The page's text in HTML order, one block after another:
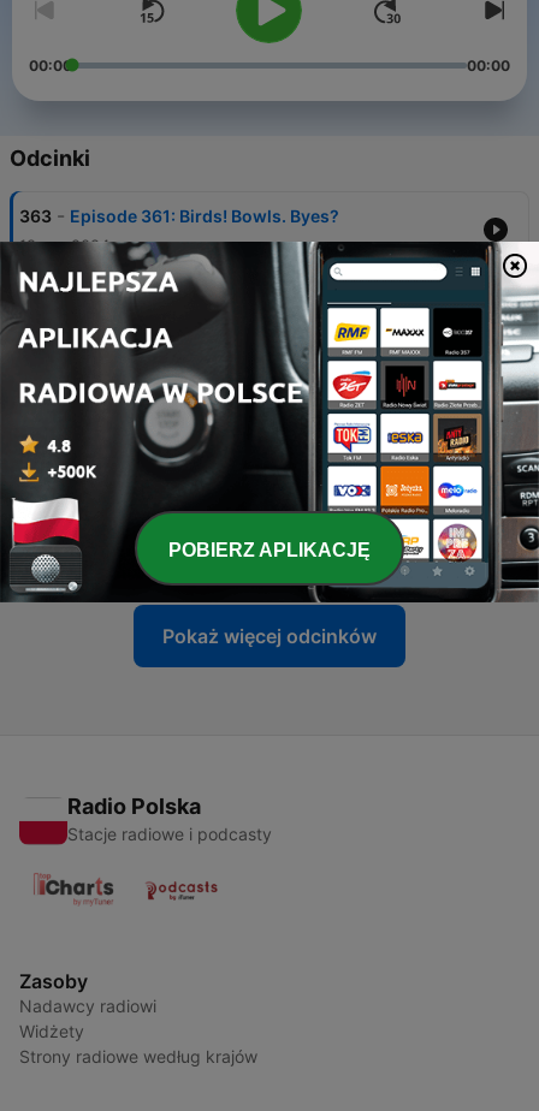
00:00 00:00
Odcinki
363 - Episode 361: Birds! Bowls. Byes?
19 gru 2024
362 - Episode 360: Darts! Farts. Sharts?
Episode 359: Bama! Bears. Balls?
03 paź 2024
360 - Episode 358: Firsts! Lasts. Extras?
26 wrz 2024
359 - Episode 357: Taser! Knife. Fight?
19 wrz 2024
Pokaż więcej odcinków
Radio Polska
Stacje radiowe i podcasty
Zasoby
Nadawcy radiowi
Widżety
Strony radiowe według krajów
POBIERZ APLIKACJĘ